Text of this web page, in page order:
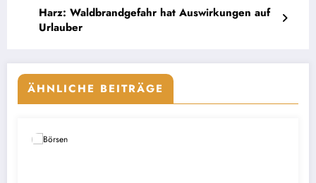
Harz: Waldbrandgefahr hat Auswirkungen auf
Urlauber
ÄHNLICHE BEITRÄGE